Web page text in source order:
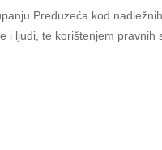
Preduzeća kod nadležnih
i ljudi, te korištenjem pravnih